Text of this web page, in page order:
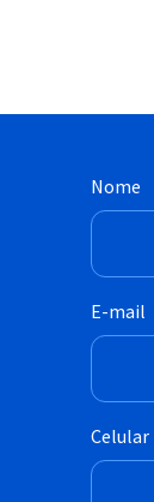
Nome
E-mail
Celular